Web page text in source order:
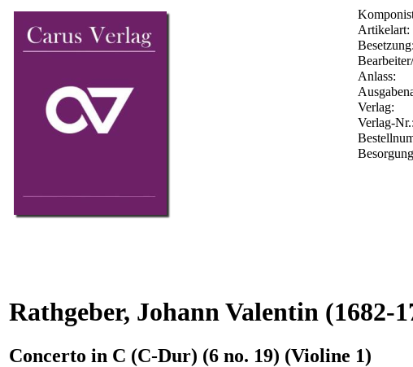
Artikelart:
Besetzung:
Anlass:
Verlag:
Verlag-Nr.:
Rathgeber, Johann Valentin (1682-
Concerto in C (C-Dur) (6 no. 19) (Violine 1)